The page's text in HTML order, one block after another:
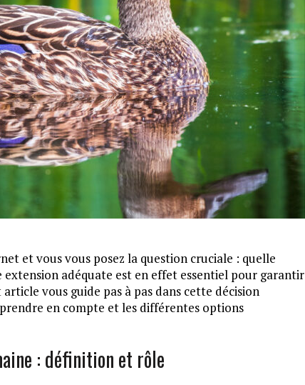
et vous vous posez la question cruciale : quelle
extension adéquate est en effet essentiel pour garantir
vous guide pas à pas dans cette décision
en compte et les différentes options
: définition et rôle